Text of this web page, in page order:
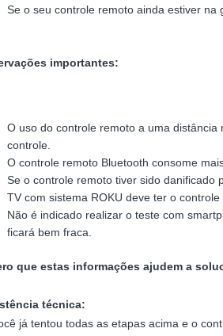
Se o seu controle remoto ainda estiver
importantes:
O uso do controle remoto a uma
controle.
O controle remoto Bluetooth consome
Se o controle remoto tiver sido danificado
TV com sistema ROKU deve ter o
Não é indicado realizar o teste com
ficará bem fraca.
que estas informações ajudem a
técnica:
já tentou todas as etapas acima e o